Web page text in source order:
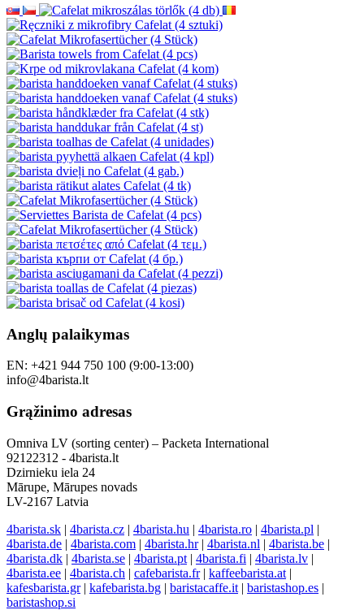
Anglų palaikymas
EN: +421 944 750 100 (9:00-13:00)
info@4barista.lt
Grąžinimo adresas
Omniva LV (sorting center) – Packeta International
92122312 - 4barista.lt
Dzirnieku iela 24
Mārupe, Mārupes novads
LV-2167 Latvia
4barista.sk | 4barista.cz | 4barista.hu | 4barista.ro | 4barista.pl |
4barista.de | 4barista.com | 4barista.hr| 4barista.nl | 4barista.be |
4barista.dk | 4barista.se | 4barista.pt | 4barista.fi | 4barista.lv |
4barista.ee | 4barista.ch | cafebarista.fr| kaffeebarista.at |
kafesbarista.gr| kafebarista.bg | baristacaffe.it | baristashop.es |
baristashop.si